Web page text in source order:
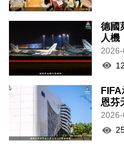
德國
人機
恩芬